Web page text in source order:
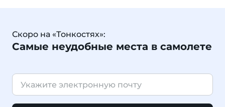
Скоро на «Тонкостях»:
Самые неудобные места в самолете